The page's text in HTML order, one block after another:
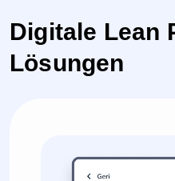
Digitale Lean
Lösungen